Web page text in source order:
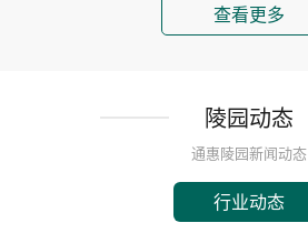
查看更多
陵园动态
通惠陵园新闻动态
行业动态